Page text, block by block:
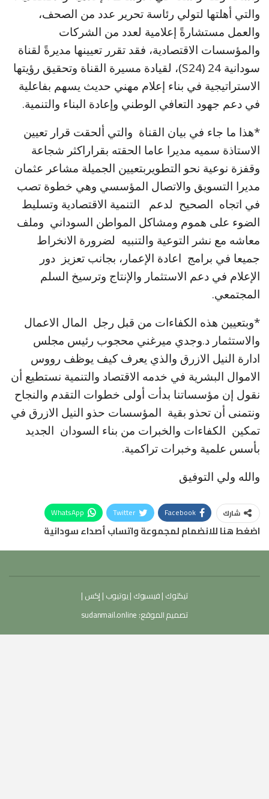
والتي أهلتها لتولي رئاسة تحرير عدد من الصحف،
والعمل مستشارةً إعلامية لعدد من الشركات
والمؤسسات الاقتصادية، فقد تقرر تعيينها مديرةً لقناة
سودانية 24 (S24)، لقيادة مسيرة القناة وتحقيق رؤيتها
الاستراتيجية في بناء إعلام مهني حديث يسهم بفاعلية
في دعم جهود التعافي الوطني وإعادة البناء والتنمية.
*هذا ما جاء في بيان القناة والتي ألحقت قرار تعيين
الاستاذة سميه مديرا عاما الحقته بقراراكثر شجاعة
وقفزة نوعية نحو التطويربتعيين الجميلة مشاعر عثمان
مديرا التسويق والاتصال المؤسسي وهي خطوة تصب
في اتجاه الصحيح لدعم التنمية الاقتصادية وتسليط
الضوء على هموم ومشاكل المواطن السوداني وملف
معاشه مع نشر التوعية والتنبيه لضرورة الانخراط
جميعا في برامج اعادة الإعمار، بجانب تعزيز دور
الإعلام في دعم الاستثمار والإنتاج وترسيخ السلم
المجتمعي.
*وبتعيين هذه الكفاءات من قبل رجل المال الاعمال
والاستثمار د.وجدي ميرغني محجوب رئيس مجلس
ادارة النيل الازرق والذي يعرف كيف يوظف رووس
الاموال البشرية في خدمه الاقتصاد والتنمية نستطيع أن
نقول إن مؤسساتنا بدأت أولى خطوات التقدم والنجاح
ونتمنى أن تحذو بقية المؤسسات حذو النيل الازرق في
تمكين الكفاءات والخبرات من بناء السودان الجديد
بأسس علمية وخبرات تراكمية.
والله ولي التوفيق
شارك Facebook
Twitter
WhatsApp
اضغط هنا للانضمام لمجموعة واتساب أصداء سودانية
تيكتوك |فيسبوك |يوتيوب |إكس |
تصميم الموقع: sudanmail.online